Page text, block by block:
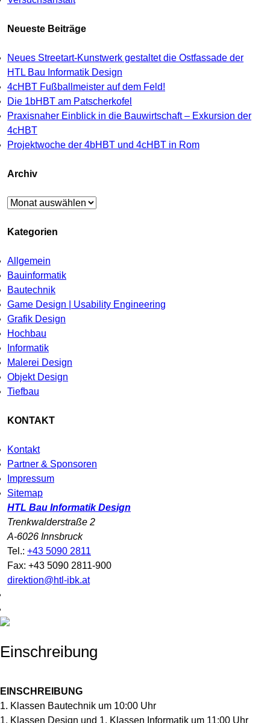
Neueste Beiträge
Neues Streetart-Kunstwerk gestaltet die Ostfassade der
HTL Bau Informatik Design
4cHBT Fußballmeister auf dem Feld!
Die 1bHBT am Patscherkofel
Praxisnaher Einblick in die Bauwirtschaft – Exkursion der
4cHBT
Projektwoche der 4bHBT und 4cHBT in Rom
Archiv
Archiv
Kategorien
Allgemein
Bauinformatik
Bautechnik
Game Design | Usability Engineering
Grafik Design
Hochbau
Informatik
Malerei Design
Objekt Design
Tiefbau
KONTAKT
Kontakt
Partner & Sponsoren
Impressum
Sitemap
HTL Bau Informatik Design
Trenkwalderstraße 2
A-6026 Innsbruck
Tel.: +43 5090 2811
Fax: +43 5090 2811-900
direktion@htl-ibk.at
Einschreibung
EINSCHREIBUNG
1. Klassen Bautechnik um 10:00 Uhr
1. Klassen Design und 1. Klassen Informatik um 11:00 Uhr